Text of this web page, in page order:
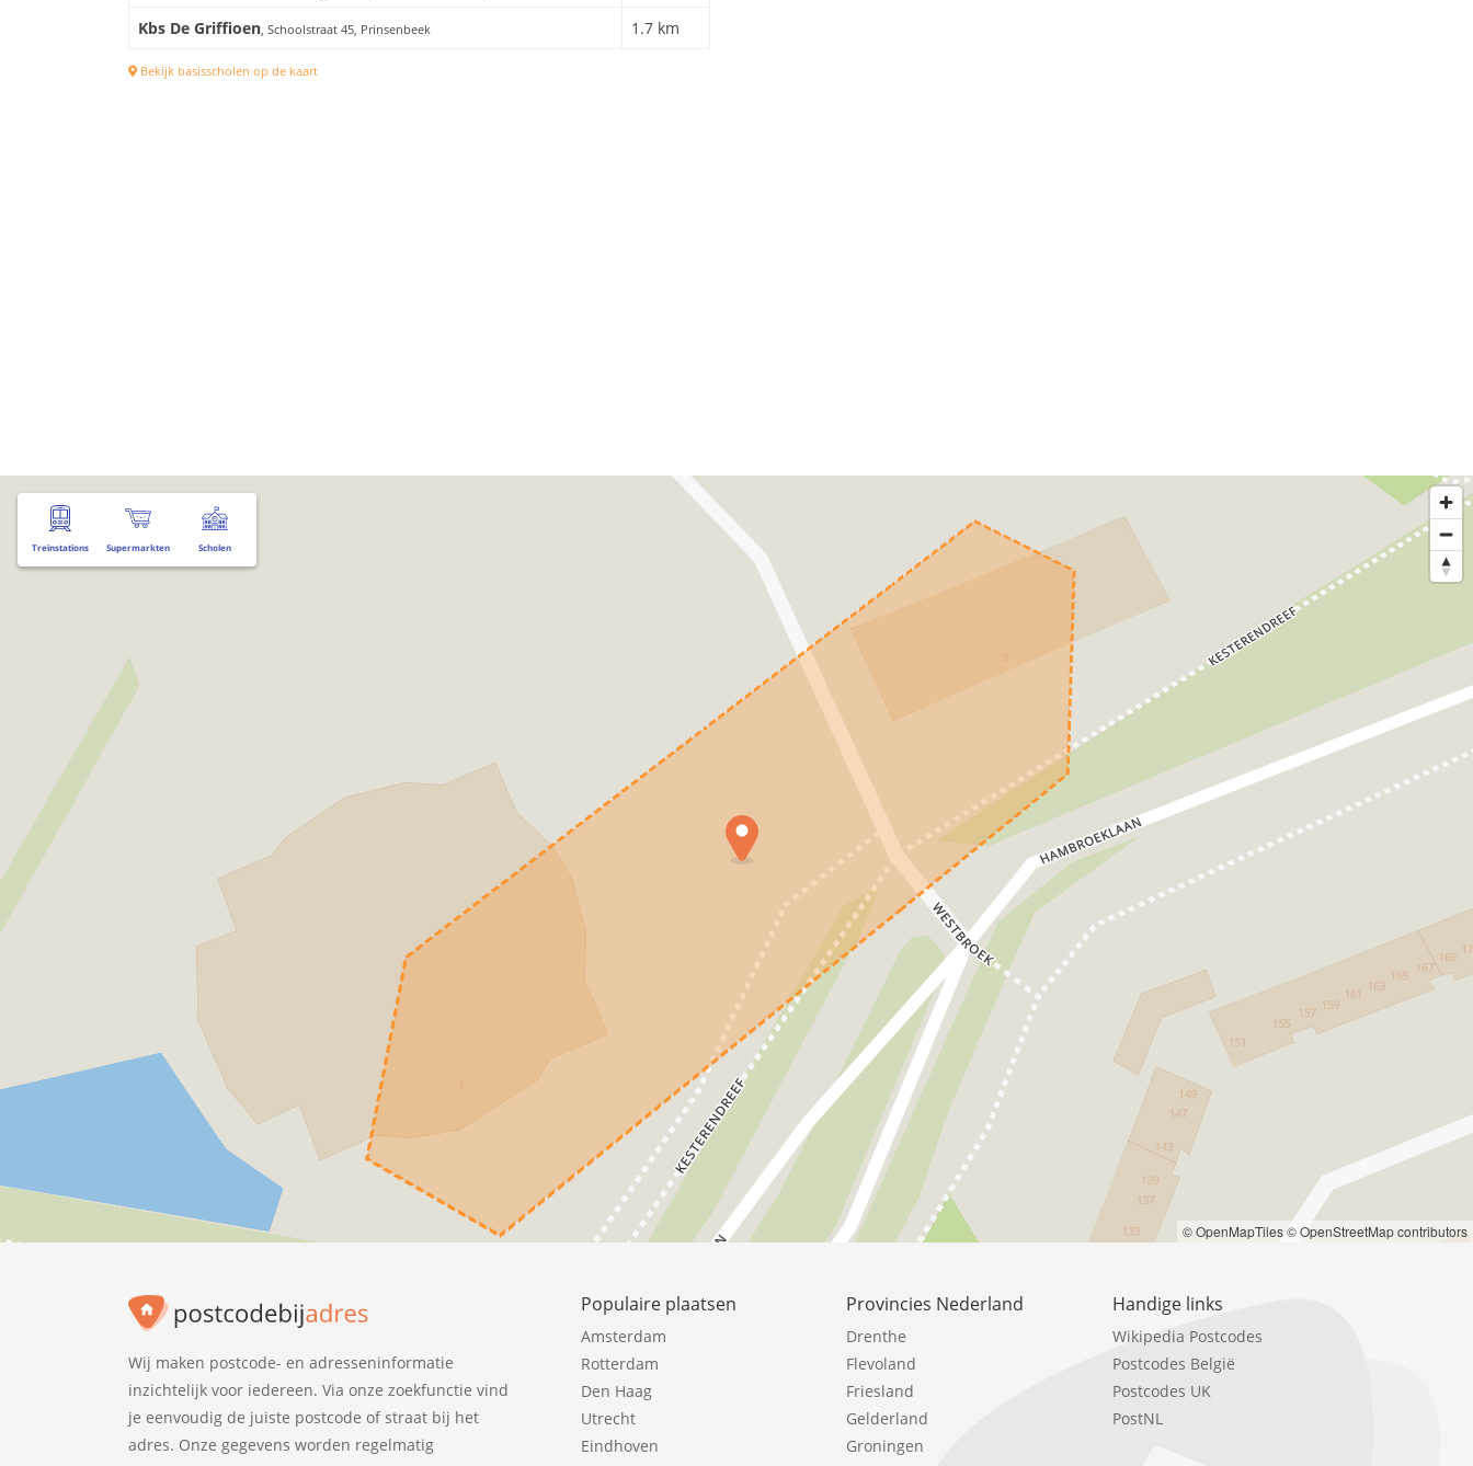
Kbs De Griffioen, Schoolstraat 45, Prinsenbeek 1.7 km
Bekijk basisscholen op de kaart
Treinstations Supermarkten Scholen
© OpenMapTiles© OpenStreetMap contributors
Wij maken postcode- en adresseninformatie
inzichtelijk voor iedereen. Via onze zoekfunctie vind
je eenvoudig de juiste postcode of straat bij het
adres. Onze gegevens worden regelmatig
Populaire plaatsen
Amsterdam
Rotterdam
Den Haag
Utrecht
Eindhoven
Provincies Nederland
Drenthe
Flevoland
Friesland
Gelderland
Groningen
Handige links
Wikipedia Postcodes
Postcodes België
Postcodes UK
PostNL